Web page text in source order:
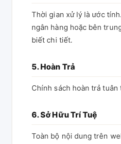
Thời gian xử lý là ước
ngân hàng hoặc bên
biết chi tiết.
5. Hoàn Trả
Chính sách hoàn trả tuân
6. Sở Hữu Trí Tuệ
Toàn bộ nội dung trên